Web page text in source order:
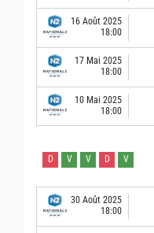
16 Août 2025
18:00
17 Mai 2025
18:00
10 Mai 2025
18:00
D V V D V
30 Août 2025
18:00